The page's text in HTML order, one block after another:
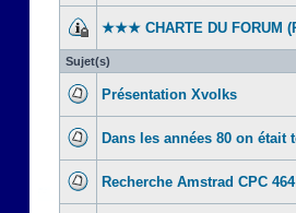
★★★ CHARTE DU FORUM
Sujet(s)
Présentation Xvolks
Dans les années 80 on était
Recherche Amstrad CPC